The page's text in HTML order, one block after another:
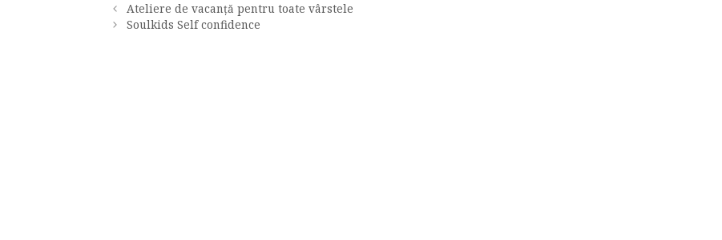
Ateliere de vacanță pentru toate vârstele
Soulkids Self confidence